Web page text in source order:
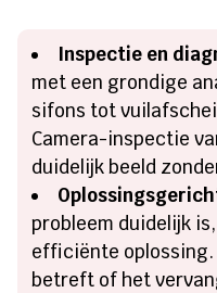
Inspectie en
met een grondige
sifons tot
Camera-inspectie
duidelijk beeld
probleem duidelijk
efficiënte
betreft of het